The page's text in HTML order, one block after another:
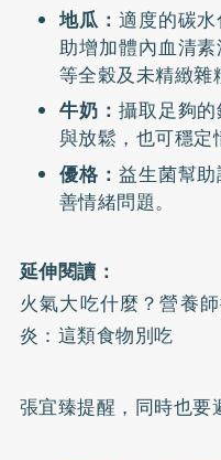
地瓜： 適度的碳
助增加體內血清
等全穀及未精緻雜
牛奶： 攝取足夠
與放鬆，也可穩定
優格： 益生菌幫
善情緒問題。
延伸閱讀：
火氣大吃什麼？營養
炎：這類食物別吃
張宜臻提醒，同時也要